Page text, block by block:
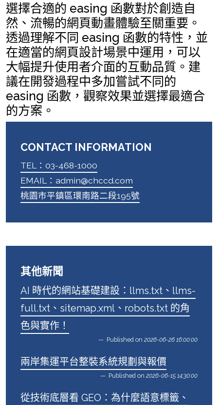
選擇合適的 easing 函數對於創造自
然、流暢的網頁動畫體驗至關重要。
透過理解不同 easing 函數的特性，並
在適當的網頁設計場景中運用，可以
大幅提升使用者介面的互動品質。建
議在開發過程中多加嘗試不同的
easing 函數，觀察效果並選擇最適合
的方案。
CONTACT INFORMATION
TEL：03-468-1000
EMAIL：admin@chccd.com
桃園市平鎮區環南路二段195號
其他新聞
AI 時代的網站基礎建設：llms.txt、llms-
full.txt、sitemap.xml、robots.txt 的角
色與實作！
Published on 2026-06-26 16:00:00
兩岸集運平台整裝系統規劃與報價
Published on 2026-06-15 14:30:00
從技術底層看 GEO：為什麼語意標籤、